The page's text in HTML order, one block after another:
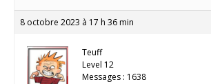
8 octobre 2023 à 17 h 36 min
Teuff
Level 12
Messages : 1638